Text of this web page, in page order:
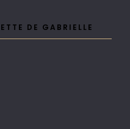
DE GABRIELLE